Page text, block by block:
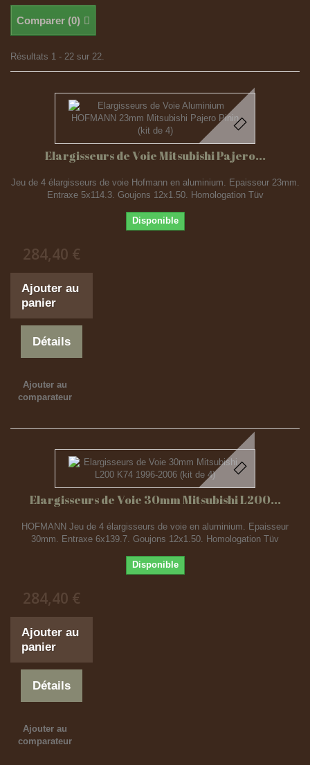
Comparer (0)
Résultats 1 - 22 sur 22.
Elargisseurs de Voie Mitsubishi Pajero...
Jeu de 4 élargisseurs de voie Hofmann en aluminium. Epaisseur 23mm.
Entraxe 5x114.3. Goujons 12x1.50. Homologation Tüv
Disponible
284,40 €
Ajouter au
panier
Détails
Ajouter au
comparateur
Elargisseurs de Voie 30mm Mitsubishi L200...
HOFMANN Jeu de 4 élargisseurs de voie en aluminium. Epaisseur
30mm. Entraxe 6x139.7. Goujons 12x1.50. Homologation Tüv
Disponible
284,40 €
Ajouter au
panier
Détails
Ajouter au
comparateur